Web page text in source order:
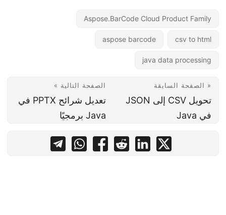
Aspose.BarCode Cloud Product Family
csv to html
aspose barcode
java data processing
« الصفحة السابقة
تحويل CSV إلى JSON
في Java
الصفحة التالية »
تعديل شرائح PPTX في
Java برمجيًا